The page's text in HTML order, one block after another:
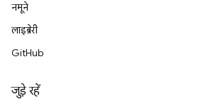
नमूने
लाइब्रेरी
GitHub
जुड़े रहें